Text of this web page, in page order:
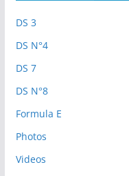
DS 3
DS N°4
DS 7
DS N°8
Formula E
Photos
Videos